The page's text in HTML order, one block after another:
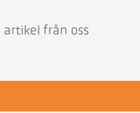
artikel från oss